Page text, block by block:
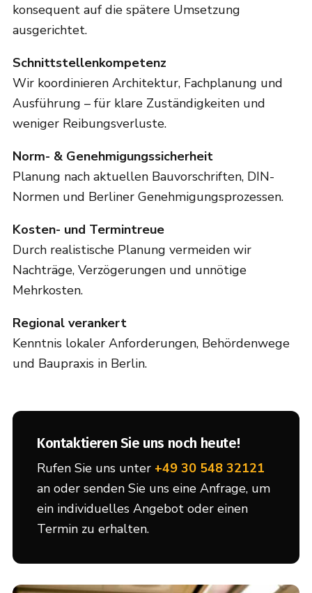
konsequent auf die spätere Umsetzung
ausgerichtet.
Schnittstellenkompetenz
Wir koordinieren Architektur, Fachplanung und
Ausführung – für klare Zuständigkeiten und
weniger Reibungsverluste.
Norm- & Genehmigungssicherheit
Planung nach aktuellen Bauvorschriften, DIN-
Normen und Berliner Genehmigungsprozessen.
Kosten- und Termintreue
Durch realistische Planung vermeiden wir
Nachträge, Verzögerungen und unnötige
Mehrkosten.
Regional verankert
Kenntnis lokaler Anforderungen, Behördenwege
und Baupraxis in Berlin.
Kontaktieren Sie uns noch heute!
Rufen Sie uns unter +49 30 548 32121
an oder senden Sie uns eine Anfrage, um
ein individuelles Angebot oder einen
Termin zu erhalten.